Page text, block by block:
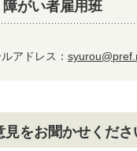
がい者雇用班
ルアドレス：
見をお聞かせくださ